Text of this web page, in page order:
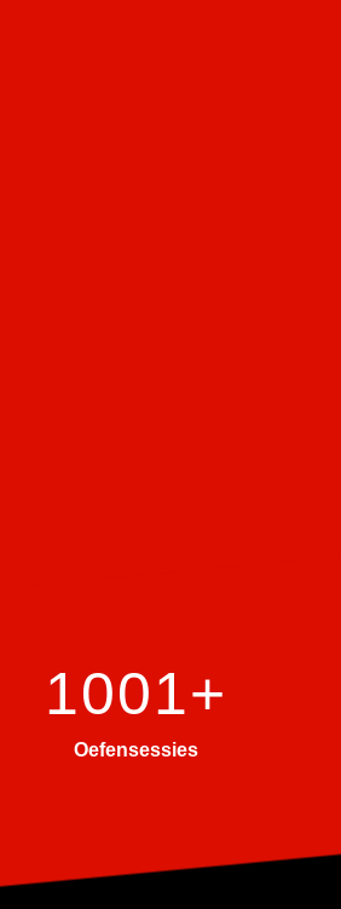
1001+
Oefensessies